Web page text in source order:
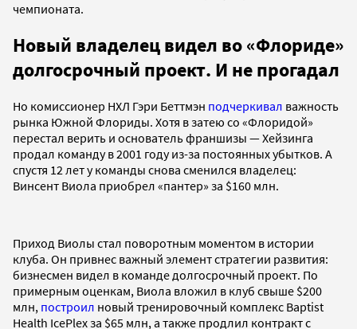
чемпионата.
Новый владелец видел во «Флориде»
долгосрочный проект. И не прогадал
Но комиссионер НХЛ Гэри Беттмэн подчеркивал важность
рынка Южной Флориды. Хотя в затею со «Флоридой»
перестал верить и основатель франшизы — Хейзинга
продал команду в 2001 году из-за постоянных убытков. А
спустя 12 лет у команды снова сменился владелец:
Винсент Виола приобрел «пантер» за $160 млн.
Приход Виолы стал поворотным моментом в истории
клуба. Он привнес важный элемент стратегии развития:
бизнесмен видел в команде долгосрочный проект. По
примерным оценкам, Виола вложил в клуб свыше $200
млн, построил новый тренировочный комплекс Baptist
Health IcePlex за $65 млн, а также продлил контракт с